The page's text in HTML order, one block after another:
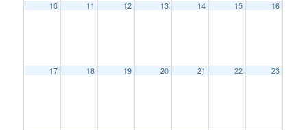
10 11 12 13 14 15 16
17 18 19 20 21 22 23